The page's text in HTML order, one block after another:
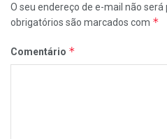
O seu endereço de e-mail não será
obrigatórios são marcados com *
Comentário *